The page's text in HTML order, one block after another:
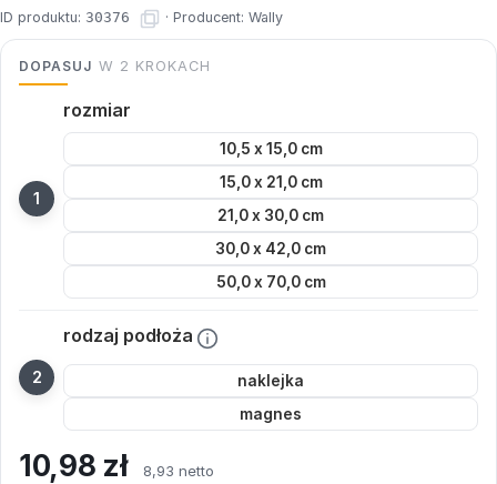
ID produktu: 30376 · Producent: Wally
DOPASUJ W 2 KROKACH
rozmiar
10,5 x 15,0 cm
15,0 x 21,0 cm
21,0 x 30,0 cm
30,0 x 42,0 cm
50,0 x 70,0 cm
rodzaj podłoża
naklejka
magnes
10,98 zł 8,93 netto